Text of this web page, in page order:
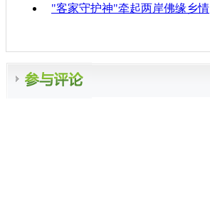
"客家守护神"牵起两岸佛缘乡情